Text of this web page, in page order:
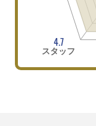
4.7
スタッフ